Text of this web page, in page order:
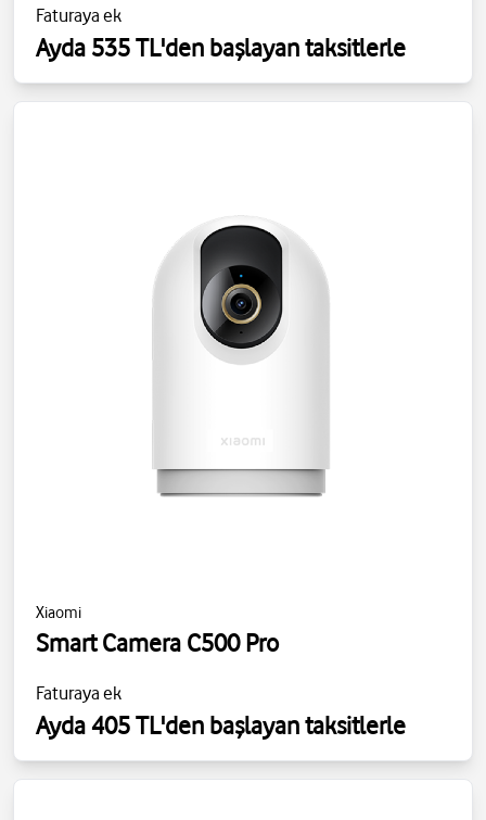
Faturaya ek
Ayda 535 TL'den başlayan taksitlerle
Xiaomi
Smart Camera C500 Pro
Faturaya ek
Ayda 405 TL'den başlayan taksitlerle